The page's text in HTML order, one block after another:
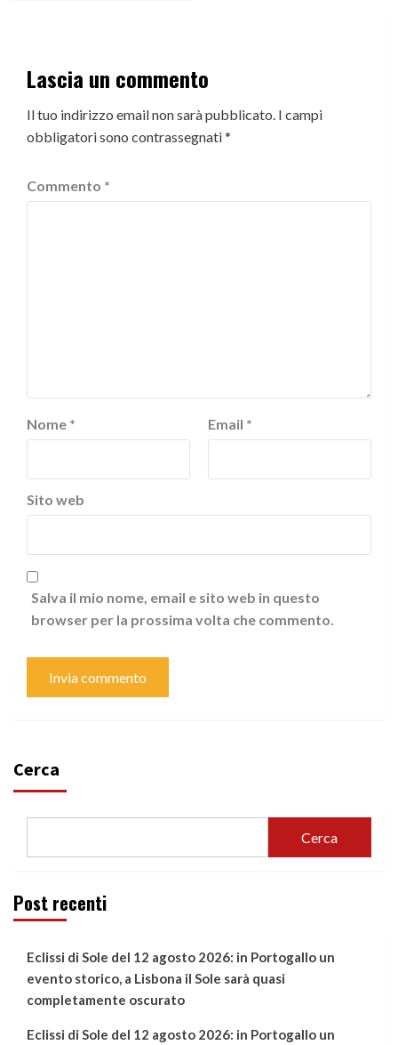
Lascia un commento
Il tuo indirizzo email non sarà pubblicato. I campi
obbligatori sono contrassegnati*
Commento *
Nome * Email *
Sito web
Salva il mio nome, email e sito web in questo
browser per la prossima volta che commento.
Cerca
Cerca
Post recenti
Eclissi di Sole del 12 agosto 2026: in Portogallo un
evento storico, a Lisbona il Sole sarà quasi
completamente oscurato
Eclissi di Sole del 12 agosto 2026: in Portogallo un